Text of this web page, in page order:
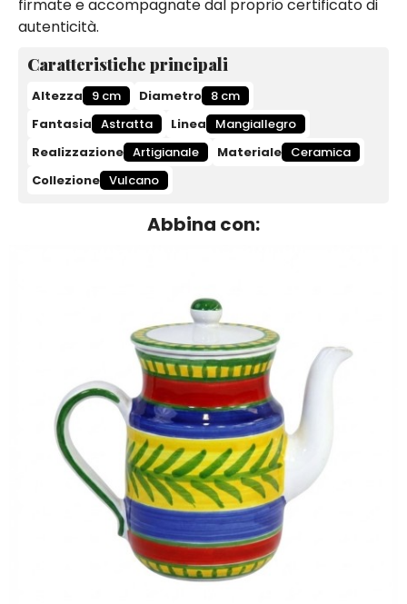
firmate e accompagnate dal proprio certificato di
autenticità.
Caratteristiche principali
Altezza 9 cm Diametro 8 cm
Fantasia Astratta Linea
Mangiallegro
Realizzazione Artigianale Materiale Ceramica
Collezione Vulcano
Abbina con: